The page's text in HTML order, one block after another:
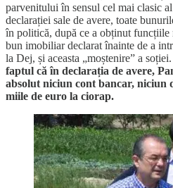
parvenitului în sensul cel mai clasic
declarației sale de avere, toate
în politică, după ce a obținut funcțiile
bun imobiliar declarat înainte de a
la Dej, și aceasta „moștenire” a soției.
faptul că în declarația de avere,
absolut niciun cont bancar, niciun
miile de euro la ciorap.